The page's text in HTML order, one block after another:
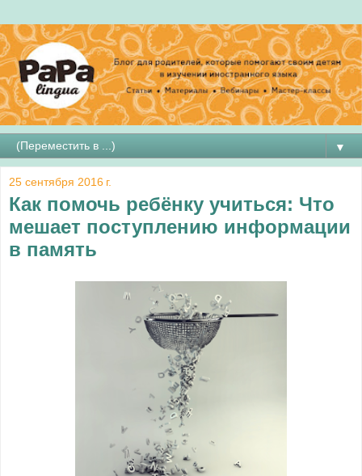
▼
25 сентября 2016 г.
Как помочь ребёнку учиться: Что
мешает поступлению информации
в память